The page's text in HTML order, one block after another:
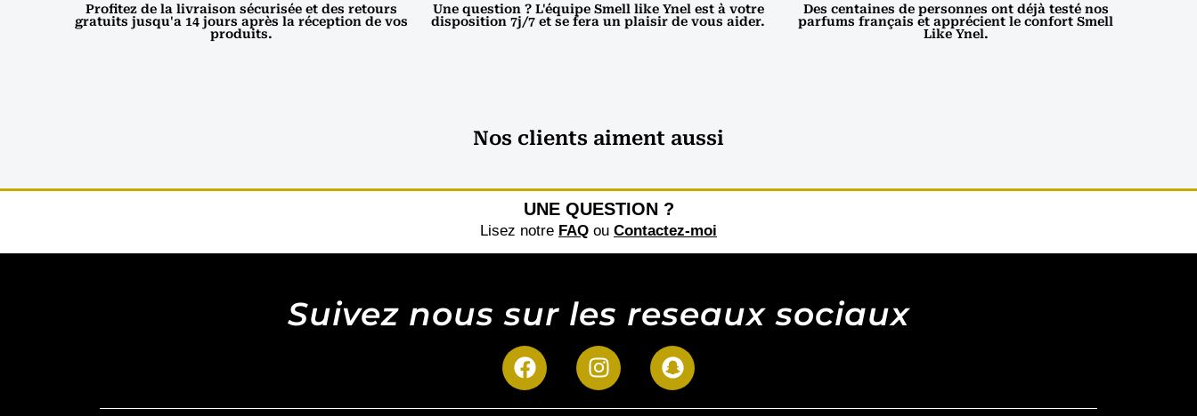
Profitez de la livraison sécurisée et des retours
gratuits jusqu'a 14 jours après la réception de vos
produits.
Une question ? L'équipe Smell like Ynel est à votre
disposition 7j/7 et se fera un plaisir de vous aider.
Des centaines de personnes ont déjà testé nos
parfums français et apprécient le confort Smell
Like Ynel.
Nos clients aiment aussi
UNE QUESTION ?
Lisez notre FAQ ou Contactez-moi
Suivez nous sur les reseaux sociaux